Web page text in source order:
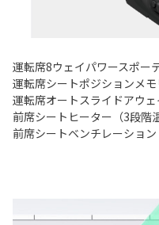
運転席8ウェイパワースポー
運転席シートポジションメモ
運転席オートスライドアウェ
前席シートヒーター（3段階
前席シートベンチレーション